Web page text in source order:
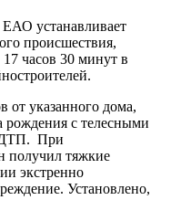
устанавливает
происшествия,
часов 30 минут в
от указанного дома,
рождения с телесными
ДТП. При
получил тяжкие
экстренно
Установлено,